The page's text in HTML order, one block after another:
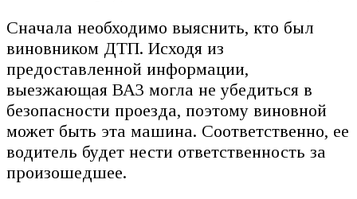
Сначала необходимо выяснить, кто был
виновником ДТП. Исходя из
предоставленной информации,
выезжающая ВАЗ могла не убедиться в
безопасности проезда, поэтому виновной
может быть эта машина. Соответственно, ее
водитель будет нести ответственность за
произошедшее.